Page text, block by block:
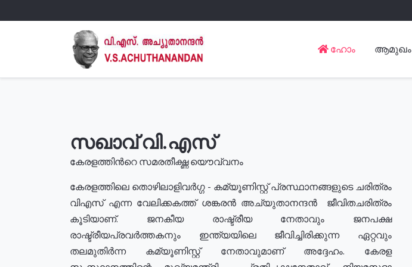
ഹോം ആമുഖം
സഖാവ് വി.എസ്
കേരളത്തിൻറെ സമരതീക്ഷ്ണ യൌവ്വനം
കേരളത്തിലെ തൊഴിലാളിവർഗ്ഗ - കമ്യൂണിസ്റ്റ് പ്രസ്ഥാനങ്ങളുടെ ചരിത്രം
വിഎസ് എന്ന വേലിക്കകത്ത് ശങ്കരൻ അച്യുതാനന്ദൻ ജീവിതചരിത്രം
കൂടിയാണ്. ജനകീയ രാഷ്ട്രീയ നേതാവും ജനപക്ഷ
രാഷ്ട്രീയപ്രവർത്തകനും ഇന്ത്യയിലെ ജീവിച്ചിരിക്കുന്ന ഏറ്റവും
തലമുതിർന്ന കമ്യൂണിസ്റ്റ് നേതാവുമാണ് അദ്ദേഹം. കേരള